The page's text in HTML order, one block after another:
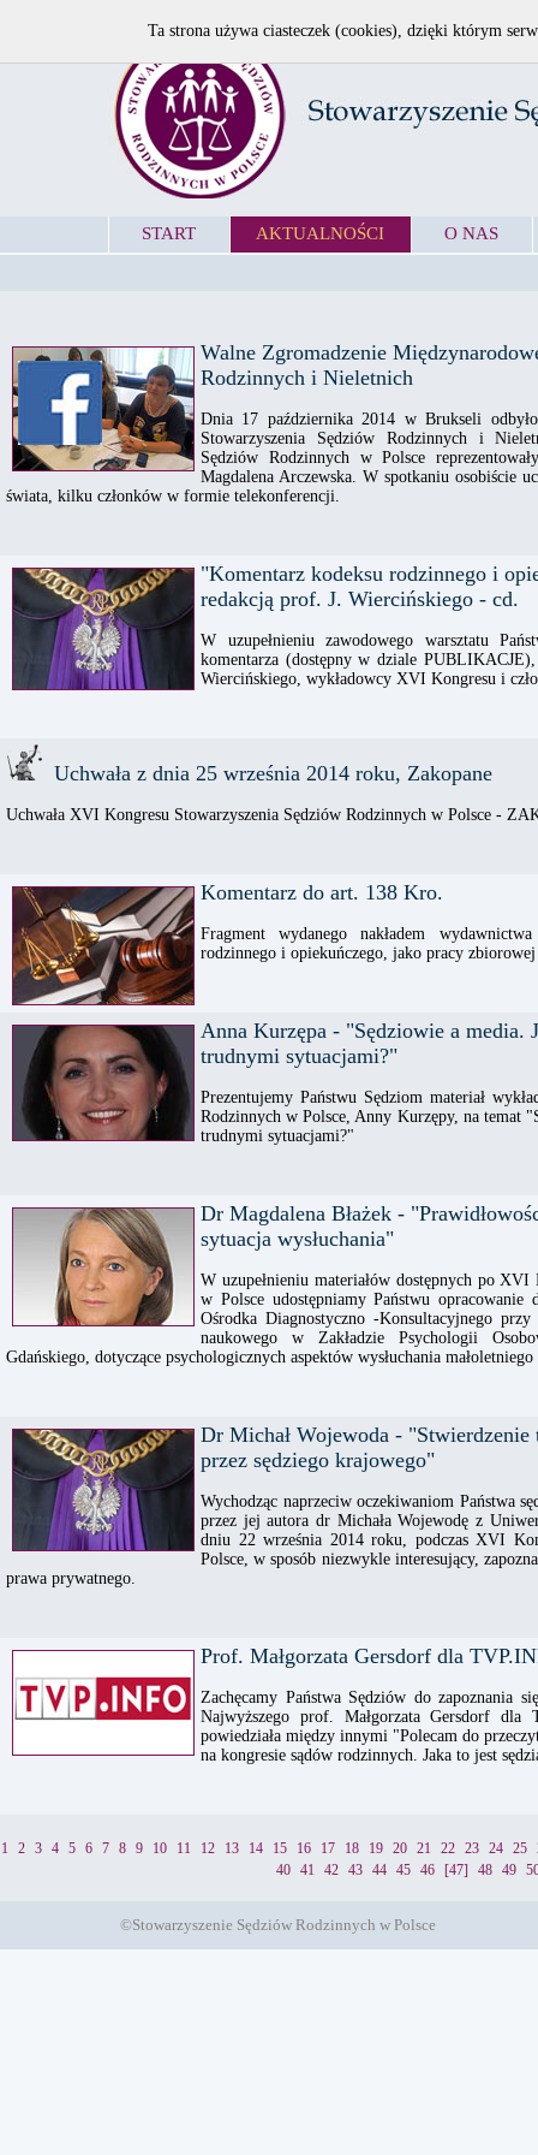
START AKTUALNOŚCI O NAS
Walne Zgromadzenie
Rodzinnych i Nieletnich
Dnia 17 października 2014 w Brukseli
Stowarzyszenia Sędziów Rodzinnych i
Sędziów Rodzinnych w Polsce
Magdalena Arczewska. W spotkaniu osobiście
świata, kilku członków w formie telekonferencji.
"Komentarz kodeksu rodzinnego i
redakcją prof. J. Wiercińskiego - cd.
W uzupełnieniu zawodowego warsztatu
komentarza (dostępny w dziale
Wiercińskiego, wykładowcy XVI Kongresu i
Uchwała z dnia 25 września 2014 roku, Zakopane
Uchwała XVI Kongresu Stowarzyszenia Sędziów Rodzinnych w Polsce -
Komentarz do art. 138 Kro.
Fragment wydanego nakładem
rodzinnego i opiekuńczego, jako pracy
Anna Kurzępa - "Sędziowie a media.
trudnymi sytuacjami?"
Prezentujemy Państwu Sędziom materiał
Rodzinnych w Polsce, Anny Kurzępy, na temat
trudnymi sytuacjami?"
Dr Magdalena Błażek -
sytuacja wysłuchania"
W uzupełnieniu materiałów dostępnych po
w Polsce udostępniamy Państwu
Ośrodka Diagnostyczno -Konsultacyjnego
naukowego w Zakładzie Psychologii
Gdańskiego, dotyczące psychologicznych aspektów wysłuchania
Dr Michał Wojewoda - "Stwierdzenie
przez sędziego krajowego"
Wychodząc naprzeciw oczekiwaniom Państwa
przez jej autora dr Michała Wojewodę z
dniu 22 września 2014 roku, podczas XVI
Polsce, w sposób niezwykle interesujący,
prawa prywatnego.
Prof. Małgorzata Gersdorf dla
Zachęcamy Państwa Sędziów do zapoznania
Najwyższego prof. Małgorzata Gersdorf
powiedziała między innymi "Polecam do
na kongresie sądów rodzinnych. Jaka to jest
1 2 3 4 5 6 7 8 9 10 11 12 13 14 15 16 17 18 19 20 21 22 23 24 25
40
41 42 43 44 45 46 [47] 48 49
©Stowarzyszenie Sędziów Rodzinnych w Polsce
Ta strona używa ciasteczek (cookies), dzięki którym